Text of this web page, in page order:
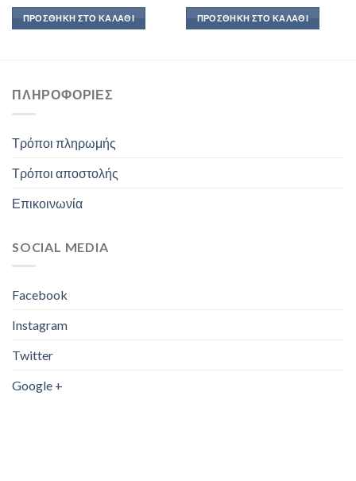
ΠΡΟΣΘΉΚΗ ΣΤΟ ΚΑΛΆΘΙ ΠΡΟΣΘΉΚΗ ΣΤΟ ΚΑΛΆΘΙ
ΠΛΗΡΟΦΟΡΊΕΣ
Τρόποι πληρωμής
Τρόποι αποστολής
Επικοινωνία
SOCIAL MEDIA
Facebook
Instagram
Twitter
Google +